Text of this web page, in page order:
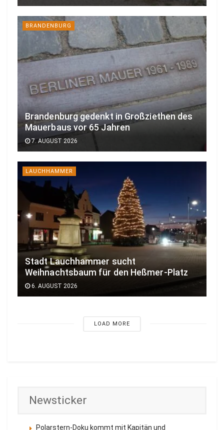
BRANDENBURG
Brandenburg gedenkt in Großziethen des
Mauerbaus vor 65 Jahren
7. AUGUST 2026
LAUCHHAMMER
Stadt Lauchhammer sucht
Weihnachtsbaum für den Heßmer-Platz
6. AUGUST 2026
LOAD MORE
Newsticker
Polarstern-Doku kommt mit Kapitän und